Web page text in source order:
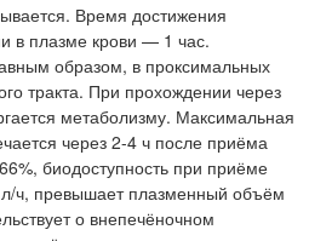
Время достижения
в плазме крови — 1 час.
образом, в проксимальных
тракта. При прохождении через
метаболизму. Максимальная
через 2-4 ч после приёма
биодоступность при приёме
ч, превышает плазменный объём
о внепечёночном